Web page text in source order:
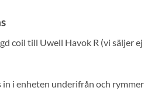
coil till Uwell Havok R (vi säljer ej
in i enheten underifrån och rymmer